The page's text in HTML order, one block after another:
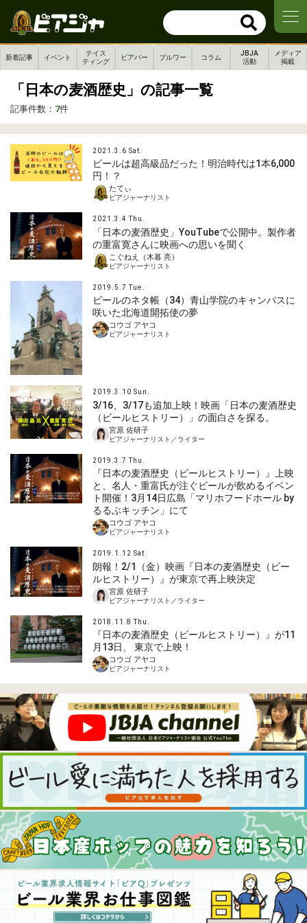
新着記事 イベント
テイス
ティング
ビアバー ブルワー コラム
JBJA
活動
メディア
掲載
「日本の麦酒歴史」の記事一覧
記事件数： 7件
2021.3.6 Sat.
ビールは超高級品だった！明治時代は1本6,000
円！？
たてぃ
ビアジャーナリスト
2021.3.4 Thu.
「日本の麦酒歴史」YouTubeで公開中。製作者
の重富寛さんに映画への思いを聞く
こぐねえ（木暮 亮）
ビアジャーナリスト
2019.5.7 Tue.
ビールのネタ帳（34）青山学院のキャンパスに
咲いた北海道開拓使の夢
コウゴ アヤコ
ビアジャーナリスト
2019.3.10 Sun.
3/16、3/17も追加上映！映画「日本の麦酒歴史
（ビールヒストリー）」の面白さを探る。
宮原 佐研子
ビアジャーナリスト／ライター
2019.3.7 Thu.
『日本の麦酒歴史（ビールヒストリー）』上映
と、名人・重富氏が注ぐビールが飲めるイベン
ト開催！3月14日広島「マリホフードホール by
るるぶキッチン」にて
コウゴ アヤコ
ビアジャーナリスト
2019.1.12 Sat.
朗報！2/1（金）映画『日本の麦酒歴史（ビー
ルヒストリー）』が東京で再上映決定
宮原 佐研子
ビアジャーナリスト／ライター
2018.11.8 Thu.
『日本の麦酒歴史（ビールヒストリー）』が11
月13日、 東京で上映！
コウゴ アヤコ
ビアジャーナリスト